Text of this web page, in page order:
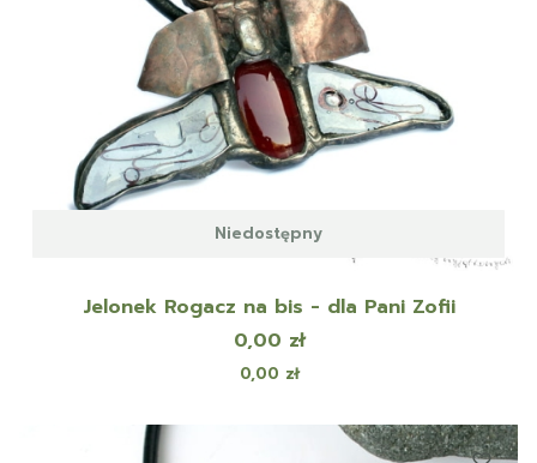
Niedostępny
Jelonek Rogacz na bis - dla Pani Zofii
Cena
0,00 zł
Cena
0,00 zł